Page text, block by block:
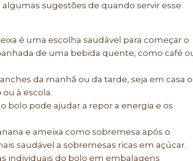
sugestões de quando servir esse
é uma escolha saudável para começar o
de uma bebida quente, como café
da manhã ou da tarde, seja em casa
à escola.
bolo pode ajudar a repor a energia e os
e ameixa como sobremesa após o
saudável a sobremesas ricas em açúcar.
individuais do bolo em embalagens